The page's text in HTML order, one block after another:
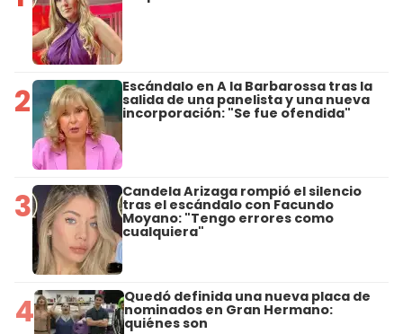
2 Escándalo en A la Barbarossa tras la
salida de una panelista y una nueva
incorporación: "Se fue ofendida"
3 Candela Arizaga rompió el silencio
tras el escándalo con Facundo
Moyano: "Tengo errores como
cualquiera"
4 Quedó definida una nueva placa de
nominados en Gran Hermano:
quiénes son